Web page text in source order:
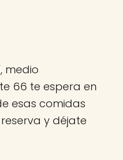
medio
66 te espera en
esas comidas
y déjate